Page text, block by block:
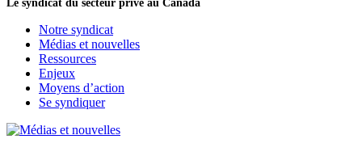
Le syndicat du secteur privé au Canada
Notre syndicat
Médias et nouvelles
Ressources
Enjeux
Moyens d’action
Se syndiquer